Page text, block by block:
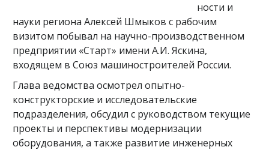
ности и
науки региона Алексей Шмыков с рабочим
визитом побывал на научно-производственном
предприятии «Старт» имени А.И. Яскина,
входящем в Союз машиностроителей России.
Глава ведомства осмотрел опытно-
конструкторские и исследовательские
подразделения, обсудил с руководством текущие
проекты и перспективы модернизации
оборудования, а также развитие инженерных